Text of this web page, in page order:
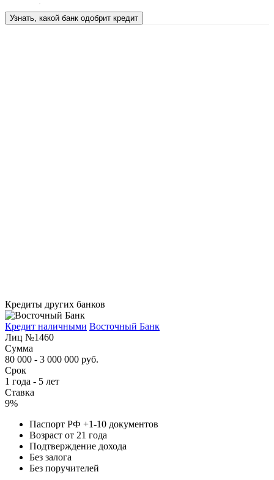
Узнать, какой банк одобрит кредит
Кредиты других банков
Кредит наличными Восточный Банк
Лиц №1460
Сумма
80 000 - 3 000 000 руб.
Срок
1 года - 5 лет
Ставка
9%
Паспорт РФ +1-10 документов
Возраст от 21 года
Подтверждение дохода
Без залога
Без поручителей